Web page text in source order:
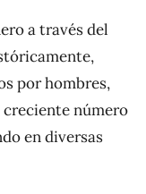
a través del
por hombres,
creciente número
en diversas